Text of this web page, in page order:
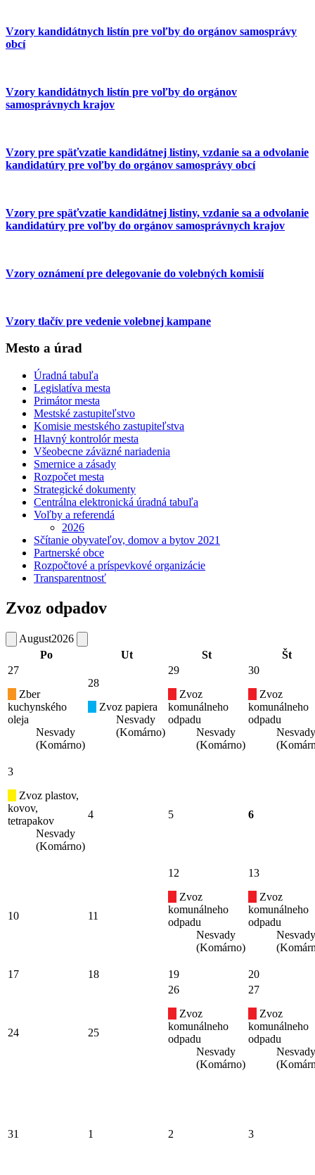
Vzory kandidátnych listín pre voľby do orgánov samosprávy
obcí
Vzory kandidátnych listín pre voľby do orgánov
samosprávnych krajov
Vzory pre späťvzatie kandidátnej listiny, vzdanie sa a odvolanie
kandidatúry pre voľby do orgánov samosprávy obcí
Vzory pre späťvzatie kandidátnej listiny, vzdanie sa a odvolanie
kandidatúry pre voľby do orgánov samosprávnych krajov
Vzory oznámení pre delegovanie do volebných komisií
Vzory tlačív pre vedenie volebnej kampane
Mesto a úrad
Úradná tabuľa
Legislatíva mesta
Primátor mesta
Mestské zastupiteľstvo
Komisie mestského zastupiteľstva
Hlavný kontrolór mesta
Všeobecne záväzné nariadenia
Smernice a zásady
Rozpočet mesta
Strategické dokumenty
Centrálna elektronická úradná tabuľa
Voľby a referendá
2026
Sčítanie obyvateľov, domov a bytov 2021
Partnerské obce
Rozpočtové a príspevkové organizácie
Transparentnosť
Zvoz odpadov
August2026
Po
Ut St
Št
27
Zber
kuchynského
oleja
Nesvady
(Komárno)
28
Zvoz papiera
Nesvady
(Komárno)
29
Zvoz
komunálneho
odpadu
Nesvady
(Komárno)
30
Zvoz
komunálneho
odpadu
Nesvady
3
Zvoz plastov,
kovov,
tetrapakov
Nesvady
(Komárno)
4 5 6
10 11
12
Zvoz
komunálneho
odpadu
Nesvady
(Komárno)
13
Zvoz
komunálneho
odpadu
Nesvady
17 18 19 20
24 25
26
Zvoz
komunálneho
odpadu
Nesvady
(Komárno)
27
Zvoz
komunálneho
odpadu
Nesvady
31 1 2 3